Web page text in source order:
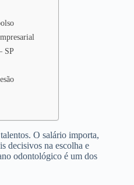
SP
O salário importa,
decisivos na escolha e
odontológico é um dos